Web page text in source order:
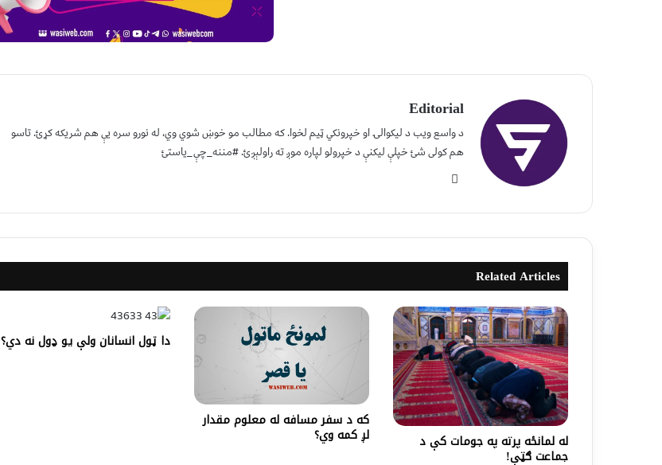
Editorial
د واسع ویب د لیکوالۍ او خپرونکي ټیم لخوا. که مطالب مو خوښ شوي وي، له نورو سره یې هم شریکه کړئ. تاسو
هم کولی شئ خپلې لیکنې د خپرولو لپاره موږ ته راولېږئ. #مننه_چې_یاستئ
Related Articles
له لمانځه پرته په جومات کې د
جماعت ګټې!
که د سفر مسافه له معلوم مقدار
لږ کمه وي؟
دا ټول انسانان ولې يو ډول نه دي؟